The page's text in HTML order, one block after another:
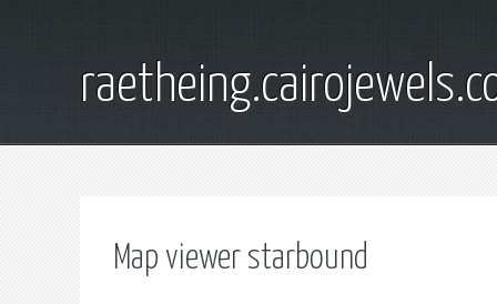
Map viewer starbound